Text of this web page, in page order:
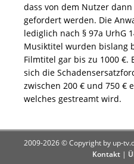
dass von dem Nutzer
gefordert werden. Die
lediglich nach § 97a UrhG
Musiktitel wurden bislang
Filmtitel gar bis zu 1000 €.
sich die
zwischen 200 € und 750 €
welches gestreamt wird.
2009-2026 © Copyright by up-
Kontakt |